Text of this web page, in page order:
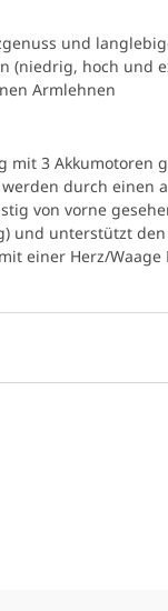
und
(niedrig, hoch und
Armlehnen
mit 3
durch einen
von vorne
und unterstützt
einer Herz/